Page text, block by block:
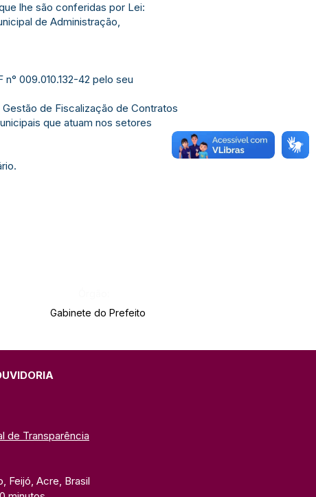
lhe são conferidas por Lei:
de Administração,
009.010.132-42 pelo seu
de Fiscalização de Contratos
que atuam nos setores
Gabinete do Prefeito
de Transparência
Feijó, Acre, Brasil